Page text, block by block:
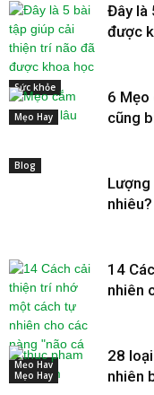
Sức khỏe
Đây là
được
Mẹo Hay
6 Mẹo
cũng
Blog
nhiêu?
Mẹo Hay
14
nhiên
Mẹo Hay
28
nhiên